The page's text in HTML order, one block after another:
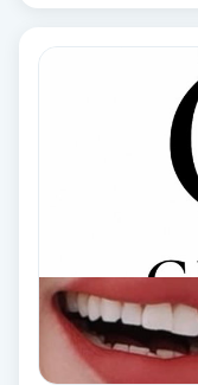
Hårförlängning
Idrottsmassage